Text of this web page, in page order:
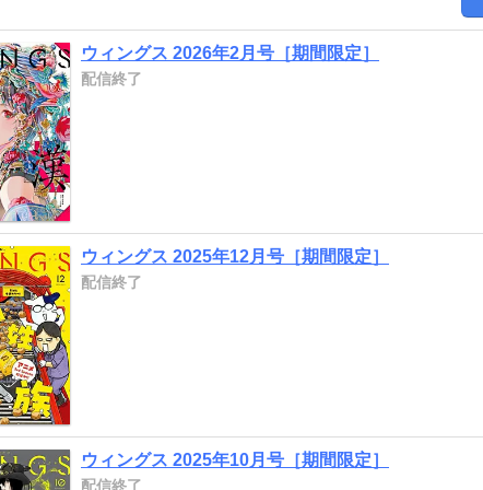
千草 「執事セバスチャンの職業事情」池田 乾 「山田と加瀬さ
文 章 「ご先祖様とアタシ」堀江蟹子 「毎分毎秒」雁須磨子
るしまゆり 「かわうそは僕の嫁」街子マドカ 「必ずあなたの役
紙 夏目イサク ●ポスター 尚 月地 ●リレーエッセイ「犬が西
ウィングス 2026年2月号［期間限定］
配信終了
ウィングス 2025年12月号［期間限定］
配信終了
ウィングス 2025年10月号［期間限定］
配信終了